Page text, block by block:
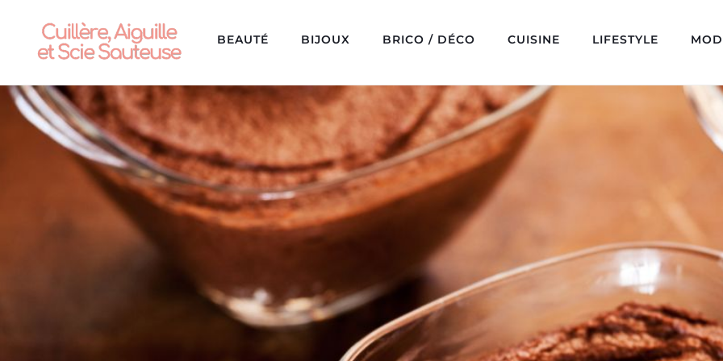
BEAUTÉ BIJOUX BRICO / DÉCO CUISINE LIFESTYLE